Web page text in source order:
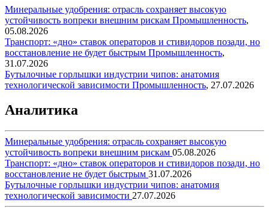
Минеральные удобрения: отрасль сохраняет высокую
устойчивость вопреки внешним рискам Промышленность,
05.08.2026
Транспорт: «дно» ставок операторов и стивидоров позади, но
восстановление не будет быстрым Промышленность,
31.07.2026
Бутылочные горлышки индустрии чипов: анатомия
технологической зависимости Промышленность, 27.07.2026
Аналитика
Минеральные удобрения: отрасль сохраняет высокую
устойчивость вопреки внешним рискам 05.08.2026
Транспорт: «дно» ставок операторов и стивидоров позади, но
восстановление не будет быстрым 31.07.2026
Бутылочные горлышки индустрии чипов: анатомия
технологической зависимости 27.07.2026